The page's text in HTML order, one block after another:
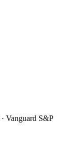
· Vanguard S&P